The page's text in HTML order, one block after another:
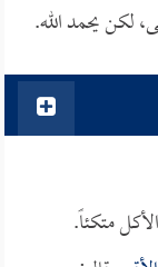
لكن يحمد الله.
متكئاً.